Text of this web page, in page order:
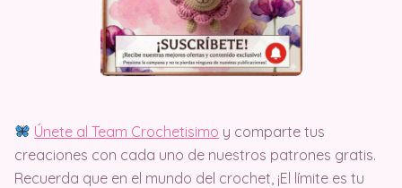
Únete al Team Crochetisimo y comparte tus
creaciones con cada uno de nuestros patrones gratis.
Recuerda que en el mundo del crochet, ¡El límite es tu